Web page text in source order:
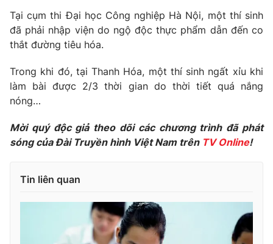
Giải sao mai
Làm đẹp
Chất lượng cuộc sống
Tuyển sinh
Học trực tuyến
Công nghệ
Sản phẩm
Thị trường
Tư vấn
Giao lưu trực tuyến
Lịch phát sóng
Chuyên mục khác
Emagazine
Infographic
Tại cụm thi Đại học Công nghiệp Hà Nội, một thí sinh
đã phải nhập viện do ngộ độc thực phẩm dẫn đến co
thắt đường tiêu hóa.
Trong khi đó, tại Thanh Hóa, một thí sinh ngất xỉu khi
làm bài được 2/3 thời gian do thời tiết quá nắng
nóng…
Mời quý độc giả theo dõi các chương trình đã phát
sóng của Đài Truyền hình Việt Nam trên TV Online!
Tin liên quan